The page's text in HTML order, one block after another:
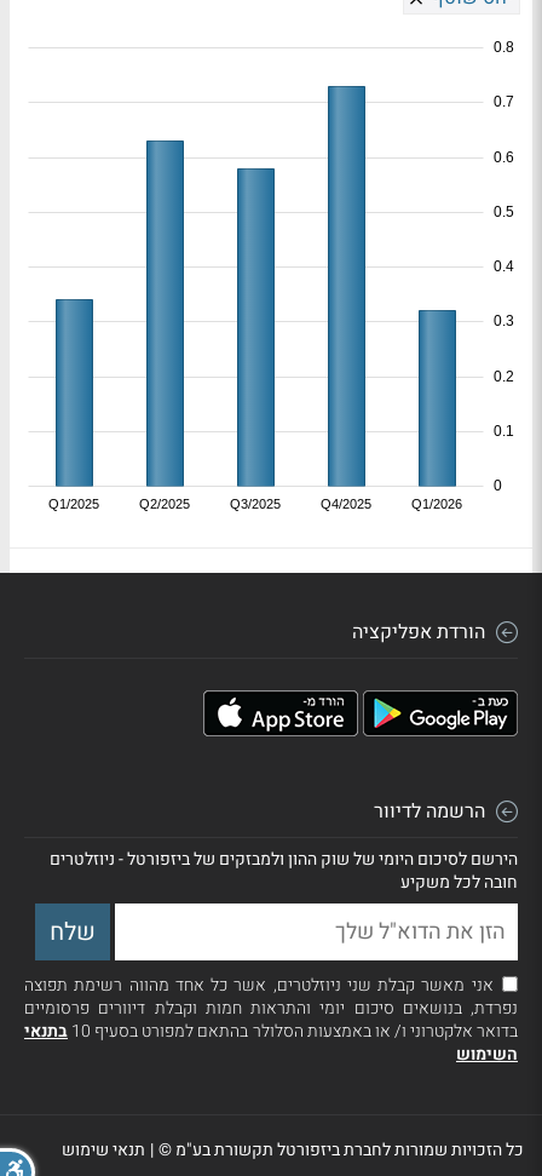
Q1/2026
Q4/2025
Q3/2025
Q2/2025
Q1/2025
0
0.1
0.2
0.3
0.4
0.5
0.6
0.7
0.8
הורדת אפליקציה
הרשמה לדיוור
הירשם לסיכום היומי של שוק ההון ולמבזקים של ביזפורטל - ניוזלטרים
חובה לכל משקיע
אני מאשר קבלת שני ניוזלטרים, אשר כל אחד מהווה רשימת תפוצה
נפרדת, בנושאים סיכום יומי והתראות חמות וקבלת דיוורים פרסומיים
בדואר אלקטרוני ו/ או באמצעות הסלולר בהתאם למפורט בסעיף 10
בתנאי
השימוש
כל הזכויות שמורות לחברת ביזפורטל תקשורת בע"מ ©| תנאי שימוש